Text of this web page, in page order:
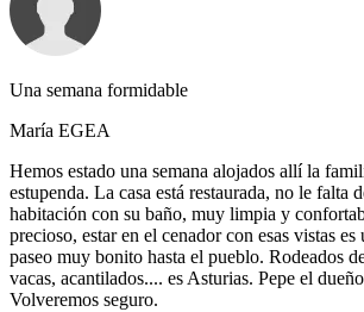
Una semana formidable
María EGEA
Hemos estado una semana alojados allí la
estupenda. La casa está restaurada, no le falta
habitación con su baño, muy limpia y
precioso, estar en el cenador con esas vistas
paseo muy bonito hasta el pueblo. Rodeados
vacas, acantilados.... es Asturias. Pepe el
Volveremos seguro.